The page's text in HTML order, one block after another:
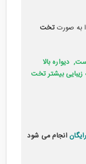
به صورتتخت
دیواره بالا
بیشتر تخت
رایگانانجام می شود